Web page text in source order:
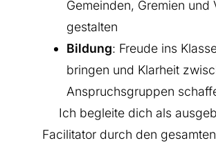
Gemeinden, Gremien und
gestalten
Bildung: Freude ins
bringen und Klarheit
Anspruchsgruppen
Ich begleite dich als
Facilitator durch den